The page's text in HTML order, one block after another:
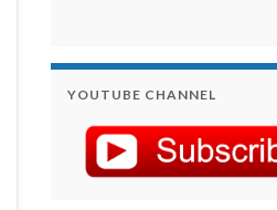
YOUTUBE CHANNEL